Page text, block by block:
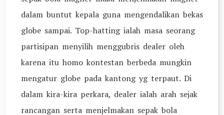
dalam buntut kepala guna mengendalikan bekas
globe sampai. Top-hatting ialah masa seorang
partisipan menyilih menggubris dealer oleh
karena itu homo kontestan berbeda mungkin
mengatur globe pada kantong yg terpaut. Di
dalam kira-kira perkara, dealer ialah arah sejak
rancangan serta menjelmakan sepak bola